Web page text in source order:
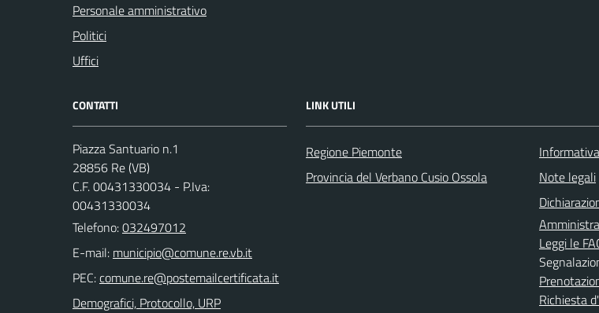
Personale amministrativo
Politici
Uffici
CONTATTI
Piazza Santuario n.1
28856 Re (VB)
C.F. 00431330034 - P.Iva:
00431330034
Telefono:032497012
E-mail:
PEC:
Demografici, Protocollo, URP
LINK UTILI
Regione Piemonte
Provincia del Verbano Cusio Ossola
Note legali
Leggi le
Richiesta